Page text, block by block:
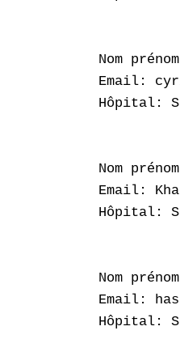
Nom
Email:
Hôpital:
Nom
Email:
Hôpital:
Nom
Email:
Hôpital: